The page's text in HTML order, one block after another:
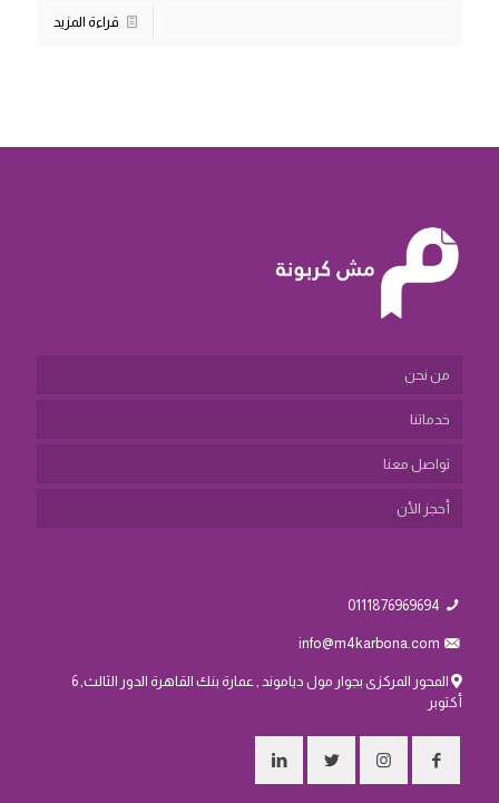
قراءة المزيد
من نحن
خدماتنا
تواصل معنا
أحجز الأن
0111876969694
info@m4karbona.com
المحور المركزى بجوار مول دياموند , عمارة بنك القاهرة الدور الثالث, 6
أكتوبر